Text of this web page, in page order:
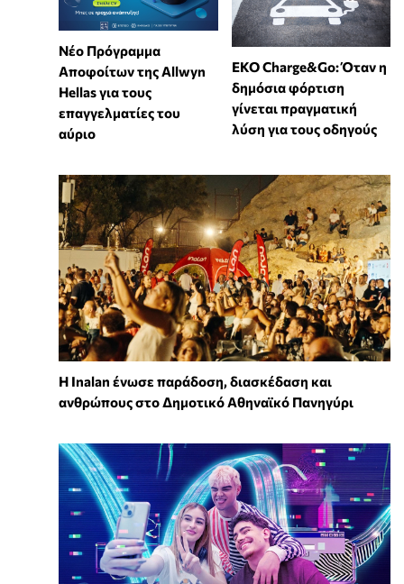
Νέο Πρόγραμμα
Αποφοίτων της Allwyn
Hellas για τους
επαγγελματίες του
αύριο
EKO Charge&Go: Όταν η
δημόσια φόρτιση
γίνεται πραγματική
λύση για τους οδηγούς
Η Inalan ένωσε παράδοση, διασκέδαση και
ανθρώπους στο Δημοτικό Αθηναϊκό Πανηγύρι